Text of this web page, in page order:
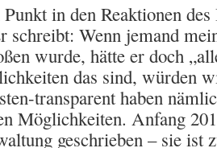
in den Reaktionen
schreibt: Wenn jemand
wurde, hätte er doch
das sind, würden
transparent haben
Möglichkeiten. Anfang
geschrieben – sie ist